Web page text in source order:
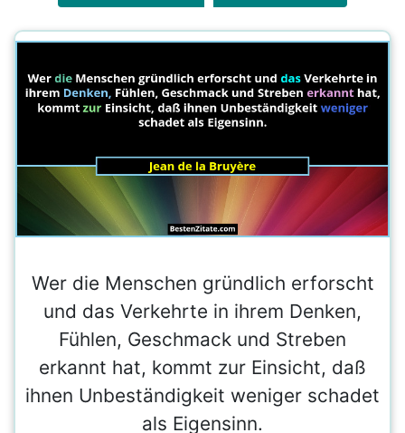
Wer die Menschen gründlich erforscht
und das Verkehrte in ihrem Denken,
Fühlen, Geschmack und Streben
erkannt hat, kommt zur Einsicht, daß
ihnen Unbeständigkeit weniger schadet
als Eigensinn.